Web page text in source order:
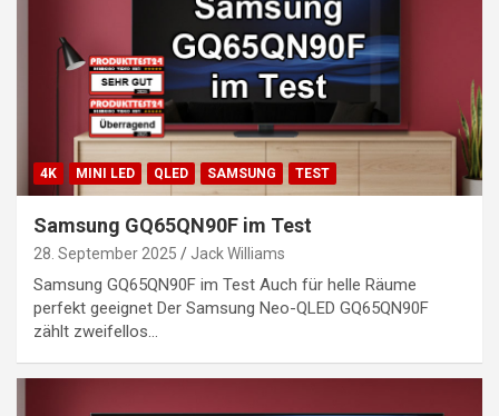
4K MINI LED QLED SAMSUNG TEST
Samsung GQ65QN90F im Test
28. September 2025 Jack Williams
Samsung GQ65QN90F im Test Auch für helle Räume
perfekt geeignet Der Samsung Neo-QLED GQ65QN90F
zählt zweifellos…